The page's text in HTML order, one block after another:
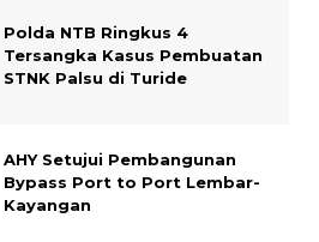
Polda NTB Ringkus 4
Tersangka Kasus Pembuatan
STNK Palsu di Turide
AHY Setujui Pembangunan
Bypass Port to Port Lembar-
Kayangan